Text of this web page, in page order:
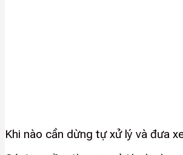
Khi nào cần dừng tự xử lý và đưa